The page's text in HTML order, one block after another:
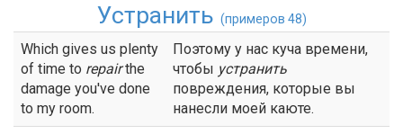
Устранить (примеров 48)
Which gives us plenty
of time to repairthe
damage you've done
to my room.
Поэтому у нас куча времени,
чтобы устранить
повреждения, которые вы
нанесли моей каюте.